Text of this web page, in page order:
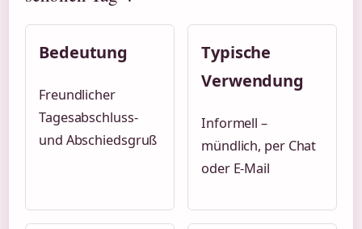
Bedeutung
Freundlicher
Tagesabschluss-
und Abschiedsgruß
Typische
Verwendung
Informell –
mündlich, per Chat
oder E-Mail